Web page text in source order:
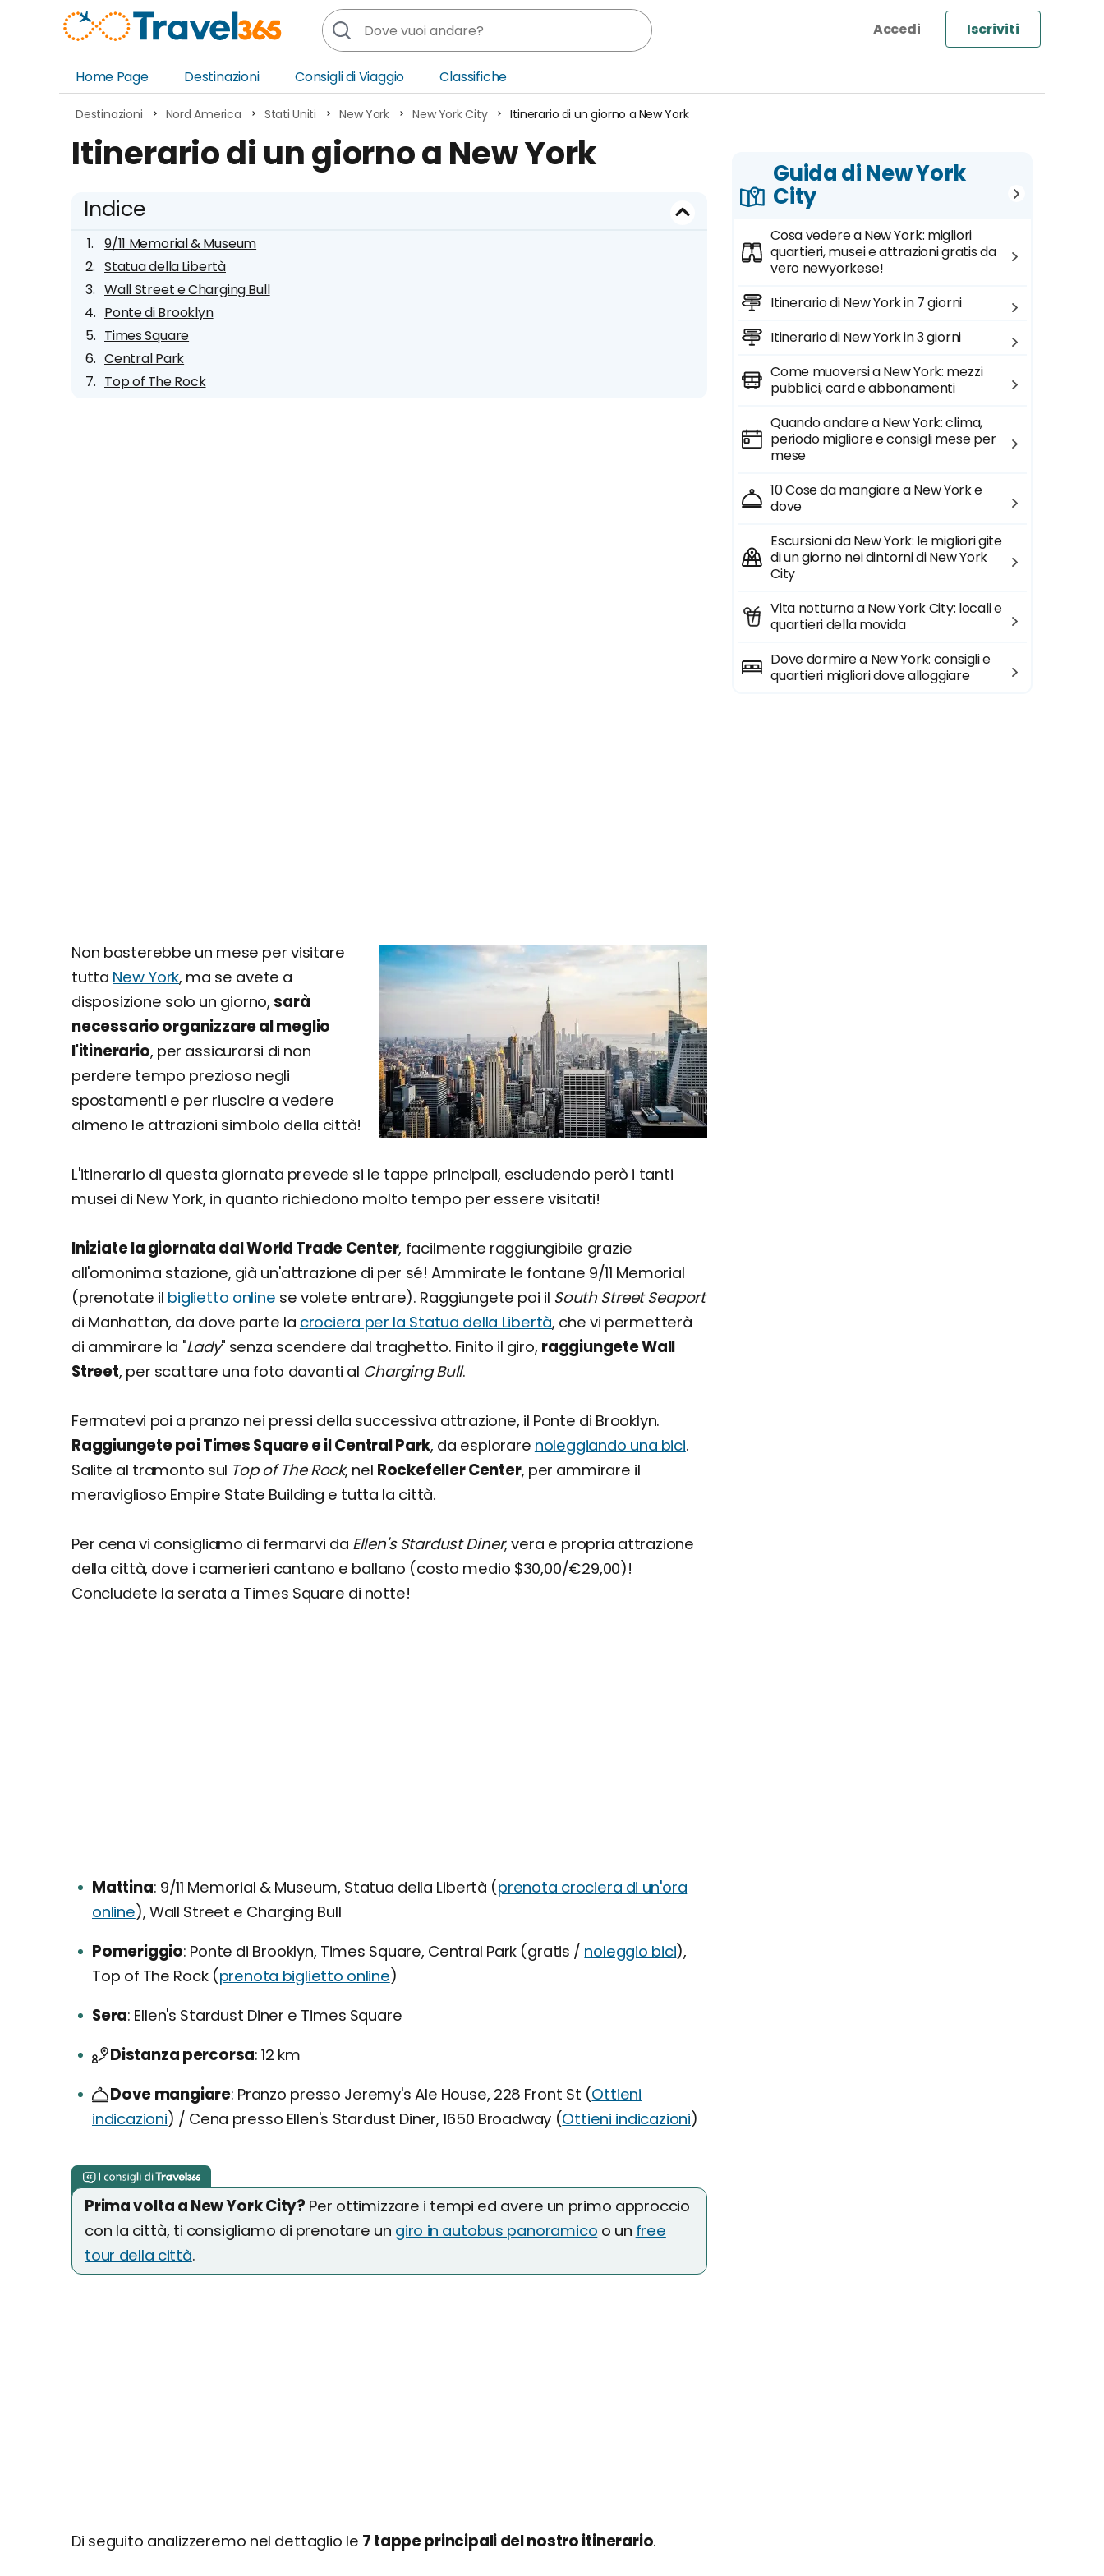
Iscriviti
Home Page
Destinazioni
Africa
Europa
Oceania
Nord America
America Centrale
Consigli di Viaggio Classifiche
Destinazioni Nord America Stati Uniti New York New York City Itinerario di un giorno a New York
Itinerario di un giorno a New York
Indice
9/11 Memorial & Museum
Statua della Libertà
Wall Street e Charging Bull
Ponte di Brooklyn
Times Square
Central Park
Top of The Rock
Non basterebbe un mese per visitare
tutta New York, ma se avete a
disposizione solo un giorno,sarà
necessario organizzare al meglio
l'itinerario, per assicurarsi di non
perdere tempo prezioso negli
spostamenti e per riuscire a vedere
almeno le attrazioni simbolo della città!
L'itinerario di questa giornata prevede si le tappe principali, escludendo però i tanti
musei di New York, in quanto richiedono molto tempo per essere visitati!
Iniziate la giornata dal World Trade Center, facilmente raggiungibile grazie
all'omonima stazione, già un'attrazione di per sé! Ammirate le fontane 9/11 Memorial
(prenotate il biglietto online se volete entrare). Raggiungete poi il South Street Seaport
di Manhattan, da dove parte la crociera per la Statua della Libertà, che vi permetterà
di ammirare la "Lady" senza scendere dal traghetto. Finito il giro, raggiungete Wall
Street, per scattare una foto davanti al Charging Bull.
Fermatevi poi a pranzo nei pressi della successiva attrazione, il Ponte di Brooklyn.
Raggiungete poi Times Square e il Central Park, da esplorare noleggiando una bici.
Salite al tramonto sul Top of The Rock, nel Rockefeller Center, per ammirare il
meraviglioso Empire State Building e tutta la città.
Per cena vi consigliamo di fermarvi da Ellen's Stardust Diner, vera e propria attrazione
della città, dove i camerieri cantano e ballano (costo medio $30,00/€29,00)!
Concludete la serata a Times Square di notte!
Mattina 9/11 Memorial & Museum, Statua della Libertà (prenota crociera di un'ora
online), Wall Street e Charging Bull
Pomeriggio Ponte di Brooklyn, Times Square, Central Park (gratis / noleggio bici),
Top of The Rock (prenota biglietto online)
Sera Ellen's Stardust Diner e Times Square
Distanza percorsa 12 km
Dove mangiare Pranzo presso Jeremy's Ale House, 228 Front St (Ottieni
indicazioni) / Cena presso Ellen's Stardust Diner, 1650 Broadway (Ottieni indicazioni)
Prima volta a New York City? Per ottimizzare i tempi ed avere un primo approccio
con la città, ti consigliamo di prenotare un giro in autobus panoramico o un free
tour della città.
Di seguito analizzeremo nel dettaglio le 7 tappe principali del nostro itinerario.
Guida di New York
City
Cosa vedere a New York: migliori
quartieri, musei e attrazioni gratis da
vero newyorkese!
Itinerario di New York in 7 giorni
Itinerario di New York in 3 giorni
Come muoversi a New York: mezzi
pubblici, card e abbonamenti
Quando andare a New York: clima,
periodo migliore e consigli mese per
mese
10 Cose da mangiare a New York e
dove
Escursioni da New York: le migliori gite
di un giorno nei dintorni di New York
City
Vita notturna a New York City: locali e
quartieri della movida
Dove dormire a New York: consigli e
quartieri migliori dove alloggiare